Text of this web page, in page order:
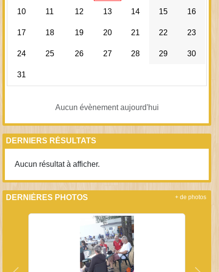
10 11 12 13 14 15 16
17 18 19 20 21 22 23
24 25 26 27 28 29 30
31
Aucun évènement aujourd'hui
DERNIERS RÉSULTATS
Aucun résultat à afficher.
DERNIÈRES PHOTOS + de photos